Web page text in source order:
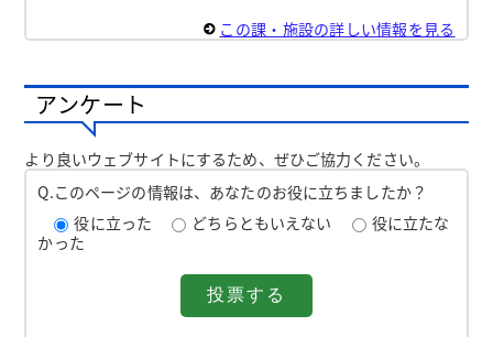
この課・施設の詳しい情報を見る
アンケート
より良いウェブサイトにするため、ぜひご協力ください。
Q.このページの情報は、あなたのお役に立ちましたか？
役に立った
どちらともいえない
役に立たな
かった